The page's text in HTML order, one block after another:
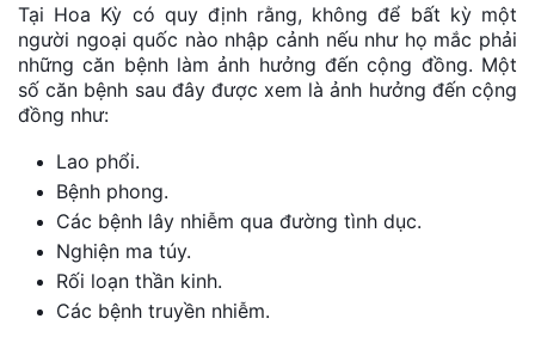
Tại Hoa Kỳ có quy định rằng, không để bất kỳ một
người ngoại quốc nào nhập cảnh nếu như họ mắc phải
những căn bệnh làm ảnh hưởng đến cộng đồng. Một
số căn bệnh sau đây được xem là ảnh hưởng đến cộng
đồng như:
Lao phổi.
Bệnh phong.
Các bệnh lây nhiễm qua đường tình dục.
Nghiện ma túy.
Rối loạn thần kinh.
Các bệnh truyền nhiễm.